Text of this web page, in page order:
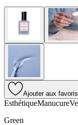
Ajouter aux favoris
EsthétiqueManucure
Green